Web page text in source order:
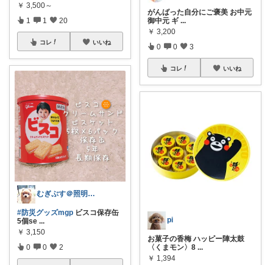
￥ 3,500～
1 1 20
コレ いいね
むぎぷす＠照明とインテリアと北欧食器
#防災グッズmgp ビスコ保存缶
5個se ...
￥ 3,150
0 0 2
がんばった自分にご褒美 お中元
御中元 ギ ...
￥ 3,200
0 0 3
コレ いいね
pi
お菓子の香梅 ハッピー陣太鼓
〈くまモン〉8 ...
￥ 1,394